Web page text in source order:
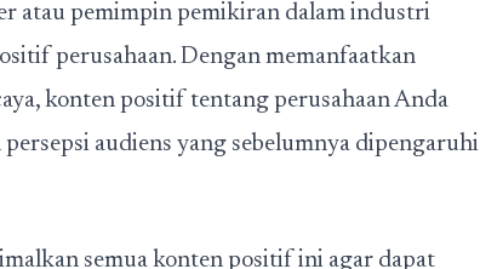
atau pemimpin pemikiran dalam industri
perusahaan. Dengan memanfaatkan
konten positif tentang perusahaan Anda
audiens yang sebelumnya dipengaruhi
semua konten positif ini agar dapat